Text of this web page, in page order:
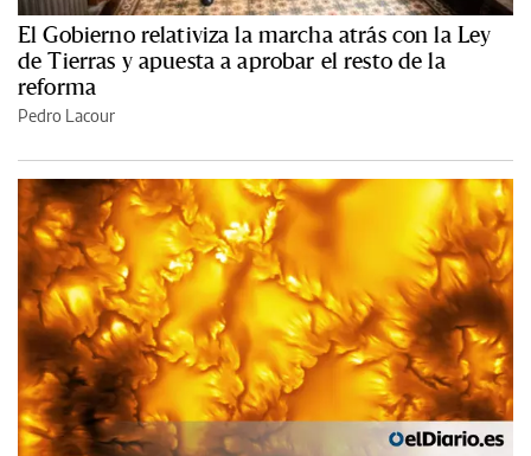
El Gobierno relativiza la marcha atrás con la Ley
de Tierras y apuesta a aprobar el resto de la
reforma
Pedro Lacour